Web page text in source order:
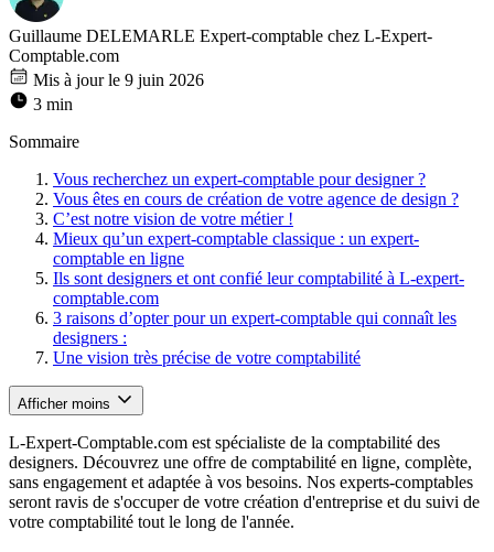
Guillaume DELEMARLE Expert-comptable chez L-Expert-
Comptable.com
Mis à jour le 9 juin 2026
3 min
Sommaire
Vous recherchez un expert-comptable pour designer ?
Vous êtes en cours de création de votre agence de design ?
C’est notre vision de votre métier !
Mieux qu’un expert-comptable classique : un expert-
comptable en ligne
Ils sont designers et ont confié leur comptabilité à L-expert-
comptable.com
3 raisons d’opter pour un expert-comptable qui connaît les
designers :
Une vision très précise de votre comptabilité
Afficher moins
L-Expert-Comptable.com est spécialiste de la comptabilité des
designers. Découvrez une offre de comptabilité en ligne, complète,
sans engagement et adaptée à vos besoins. Nos experts-comptables
seront ravis de s'occuper de votre création d'entreprise et du suivi de
votre comptabilité tout le long de l'année.